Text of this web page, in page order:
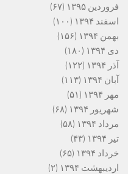
فروردین ۱۳۹۵
(۶۷)
اسفند ۱۳۹۴
(۱۰۰)
بهمن ۱۳۹۴
(۱۵۶)
دی ۱۳۹۴
(۱۸۰)
آذر ۱۳۹۴
(۱۲۲)
آبان ۱۳۹۴
(۱۱۳)
مهر ۱۳۹۴
(۵۱)
شهریور ۱۳۹۴
(۶۸)
مرداد ۱۳۹۴
(۵۸)
تیر ۱۳۹۴
(۴۳)
خرداد ۱۳۹۴
(۶۵)
اردیبهشت ۱۳۹۴
(۲)